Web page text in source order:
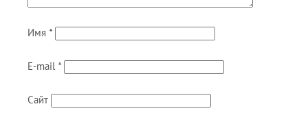
Имя *
E-mail *
Сайт